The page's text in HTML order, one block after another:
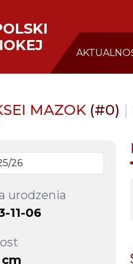
MAZOK (#0) |
urodzenia
11-06
cm